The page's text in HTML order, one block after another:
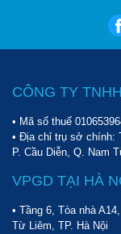
CÔNG TY
• Mã số thuế
• Địa chỉ trụ sở chính:
P. Cầu Diễn, Q. Nam
VPGD TẠI HÀ
• Tầng 6, Tòa nhà
Từ Liêm, TP. Hà Nội